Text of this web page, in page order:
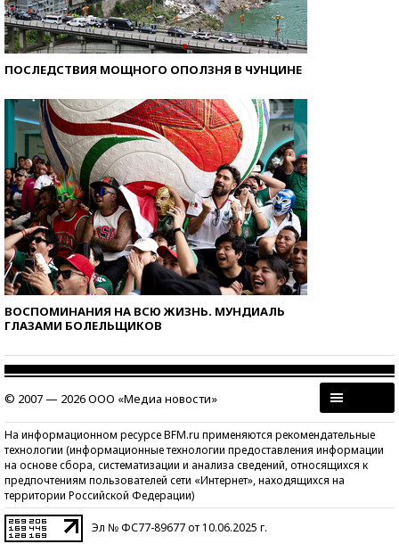
ПОСЛЕДСТВИЯ МОЩНОГО ОПОЛЗНЯ В ЧУНЦИНЕ
ВОСПОМИНАНИЯ НА ВСЮ ЖИЗНЬ. МУНДИАЛЬ
ГЛАЗАМИ БОЛЕЛЬЩИКОВ
© 2007 — 2026 ООО «Медиа новости»
На информационном ресурсе BFM.ru применяются рекомендательные
технологии (информационные технологии предоставления информации
на основе сбора, систематизации и анализа сведений, относящихся к
предпочтениям пользователей сети «Интернет», находящихся на
территории Российской Федерации)
Эл № ФС77-89677 от 10.06.2025 г.